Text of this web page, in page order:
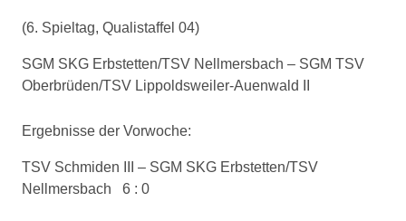
(6. Spieltag, Qualistaffel 04)
SGM SKG Erbstetten/TSV Nellmersbach – SGM TSV
Oberbrüden/TSV Lippoldsweiler-Auenwald II
Ergebnisse der Vorwoche:
TSV Schmiden III – SGM SKG Erbstetten/TSV
Nellmersbach 6 : 0